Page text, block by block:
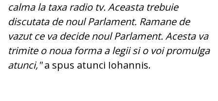
calma la taxa radio tv. Aceasta trebuie
discutata de noul Parlament. Ramane de
vazut ce va decide noul Parlament. Acesta va
trimite o noua forma a legii si o voi promulga
atunci,"a spus atunci Iohannis.